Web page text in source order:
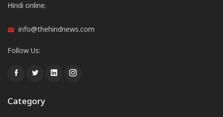
Hindi online.
info@thehindnews.com
Follow Us:
Category